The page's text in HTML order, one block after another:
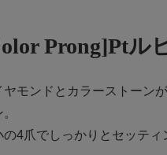
Prong]Ptル
ヤモンドとカラーストーン
の4爪でしっかりとセッティ